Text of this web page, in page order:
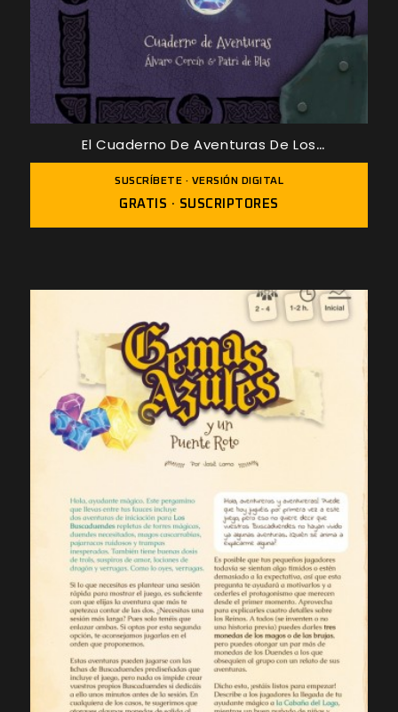
El Cuaderno De Aventuras De Los
Buscaduendes
SUSCRÍBETE · VERSIÓN DIGITAL
GRATIS · SUSCRIPTORES